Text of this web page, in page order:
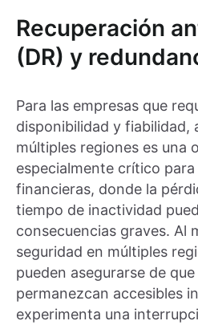
Recuperación
(DR) y
Para las empresas que
disponibilidad y fiabilidad,
múltiples regiones es una
especialmente crítico
financieras, donde la
tiempo de inactividad
consecuencias graves. Al
seguridad en múltiples
pueden asegurarse de
permanezcan accesibles
experimenta una